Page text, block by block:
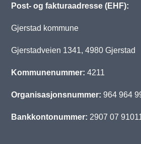
Post- og fakturaadresse (EHF):
Gjerstad kommune
Gjerstadveien 1341, 4980
Kommunenummer: 4211
Organisasjonsnummer: 964 964
Bankkontonummer: 2907 07